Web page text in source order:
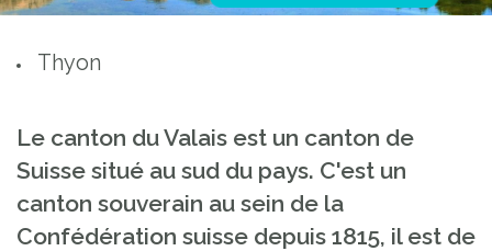
Thyon
Le canton du Valais est un canton de
Suisse situé au sud du pays. C'est un
canton souverain au sein de la
Confédération suisse depuis 1815, il est de